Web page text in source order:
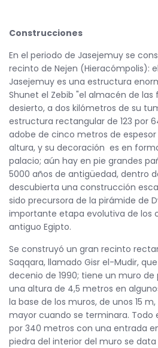
Construcciones
En el periodo de Jasejemuy se
recinto de Nejen (Hieracómpolis):
Jasejemuy es una estructura
Shunet el Zebib "el almacén de las
desierto, a dos kilómetros de su
estructura rectangular de 123 por
adobe de cinco metros de
altura, y su decoración es en
palacio; aún hay en pie grandes
5000 años de antigüedad, dentro
descubierta una construcción
sido precursora de la pirámide de
importante etapa evolutiva de los
antiguo Egipto.
Se construyó un gran recinto
Saqqara, llamado Gisr el-Mudir,
decenio de 1990; tiene un muro
una altura de 4,5 metros en
la base de los muros, de unos 15
mayor cuando se terminara. Todo
por 340 metros con una entrada
piedra del interior del muro se